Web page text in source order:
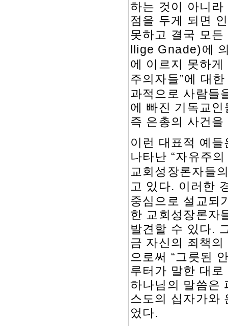
하는 것이 아니
점을 두게 되면
못하고 결국 모
llige Gnade)에
에 이르지 못하게
주의자들”에 대
과적으로 사람들
에 빠진 기독교
즉 은총의 사건
이런 대표적 예
나타난 “자유주
교회성장론자들
고 있다. 이러한
중심으로 설교되
한 교회성장론자
발견할 수 있다.
금 자신의 죄책
으로써 “그릇된
루터가 말한 대
하나님의 말씀은
스도의 십자가와
었다.